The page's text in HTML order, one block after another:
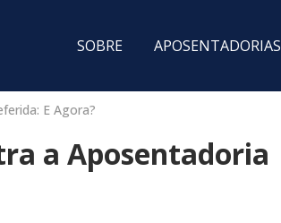
SOBRE APOSENTADORIAS
E Agora?
a Aposentadoria